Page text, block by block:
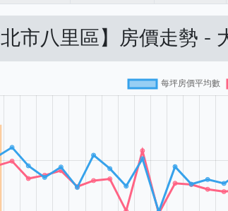
北市八里區】房價走勢 -